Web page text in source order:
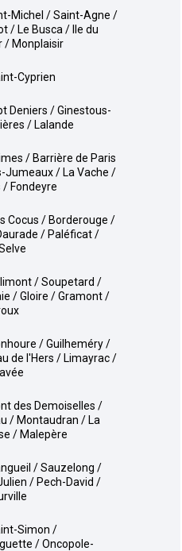
/ Le Busca / Ile du
/ Monplaisir
Cyprien
/ Lalande
Jumeaux / La Vache /
/ Fondeyre
/ Paléficat /
/ Gloire / Gramont /
de l'Hers / Limayrac /
/ Montaudran / La
/ Malepère
/ Pech-David /
/ Oncopole-